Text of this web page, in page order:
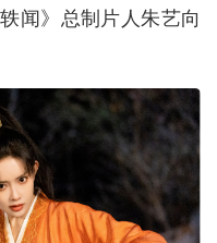
闻》总制片人朱艺向